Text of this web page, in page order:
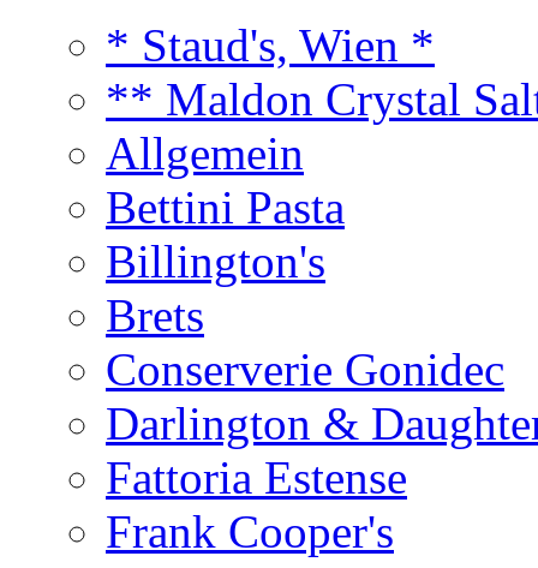
* Staud's, Wien *
** Maldon Crystal
Allgemein
Bettini Pasta
Billington's
Brets
Conserverie Gonidec
Darlington &
Fattoria Estense
Frank Cooper's